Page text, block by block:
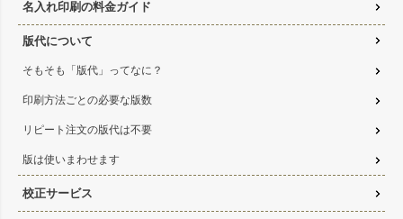
名入れ印刷の料金ガイド
版代について
そもそも「版代」ってなに？
印刷方法ごとの必要な版数
リピート注文の版代は不要
版は使いまわせます
校正サービス